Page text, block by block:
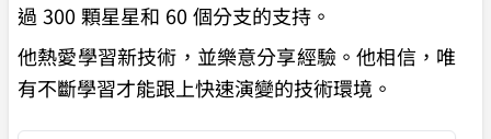
過 300 顆星星和 60 個分支的支持。
他熱愛學習新技術，並樂意分享經驗。他相信，唯
有不斷學習才能跟上快速演變的技術環境。